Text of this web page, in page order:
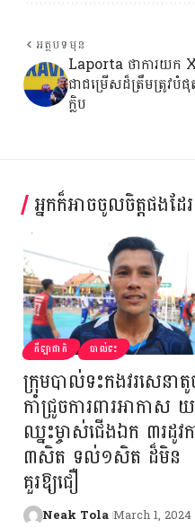
អត្ថបទមុន
Laporta ថាការយក
ជាជម្រើសដ៏ត្រឹមត្រូវបំ
ក្លិប
អ្នកក៏អាចចូលចិត្តផងដែរ
កីឡាជាតិ បាល់ទះ
ក្រុមបាល់ទះកងវរសេនា
កាំជ្រូចការពារអាកាស
ឈ្នះម្ចាស់ជើងឯក ៣រដូ
៣សិត ទល់១សិត ដ៏មិន
គួរឱ្យជឿ
Neak Tola March 1, 2024